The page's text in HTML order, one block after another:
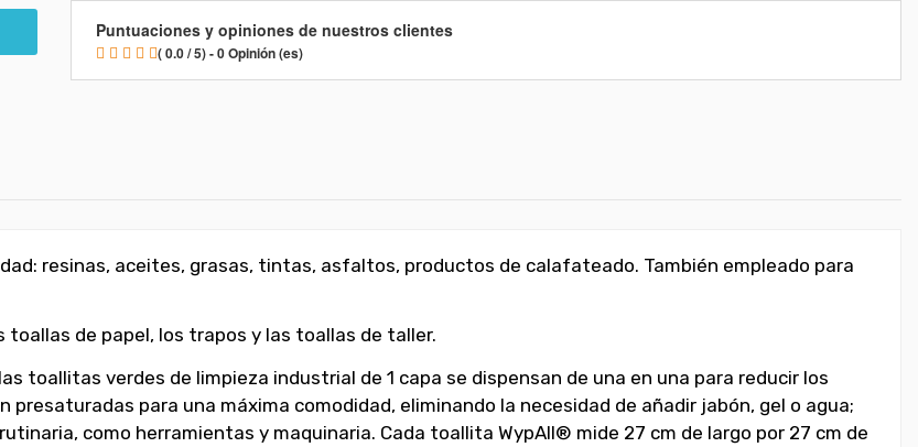
Puntuaciones y opiniones de nuestros clientes
( 0.0 / 5) - 0 Opinión (es)
resinas, aceites, grasas, tintas, asfaltos, productos de calafateado. También empleado para
de papel, los trapos y las toallas de taller.
toallitas verdes de limpieza industrial de 1 capa se dispensan de una en una para reducir los
para una máxima comodidad, eliminando la necesidad de añadir jabón, gel o agua;
como herramientas y maquinaria. Cada toallita WypAll® mide 27 cm de largo por 27 cm de